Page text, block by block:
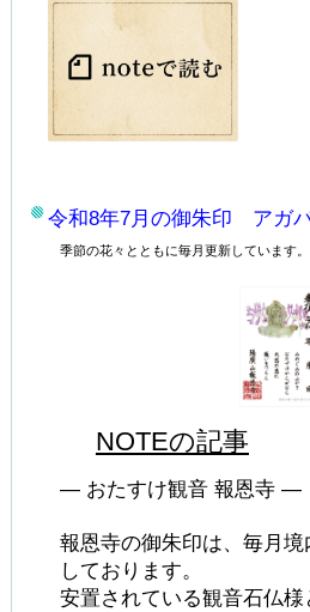
令和8年7月の御朱印 アガ
季節の花々とともに毎月更新しています。
NOTEの記事
― おたすけ観音 報恩寺 ―
報恩寺の御朱印は、毎月境
しております。
安置されている観音石仏